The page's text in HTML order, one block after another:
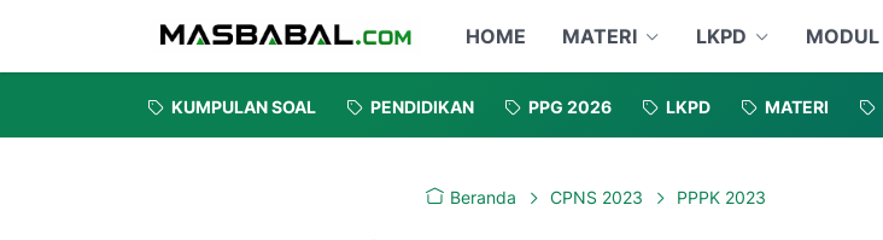
HOME MATERI LKPD
KUMPULAN SOAL PENDIDIKAN PPG 2026 LKPD MATERI
Beranda CPNS 2023 PPPK 2023